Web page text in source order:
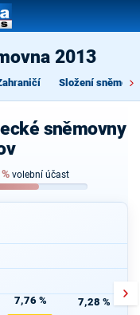
2013
Složení
sněmovny
volební účast
7,76 % 7,28 %